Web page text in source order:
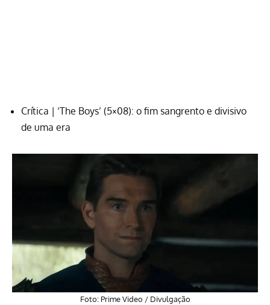
Crítica | ‘The Boys’ (5×08): o fim sangrento e divisivo
de uma era
Foto: Prime Video / Divulgação